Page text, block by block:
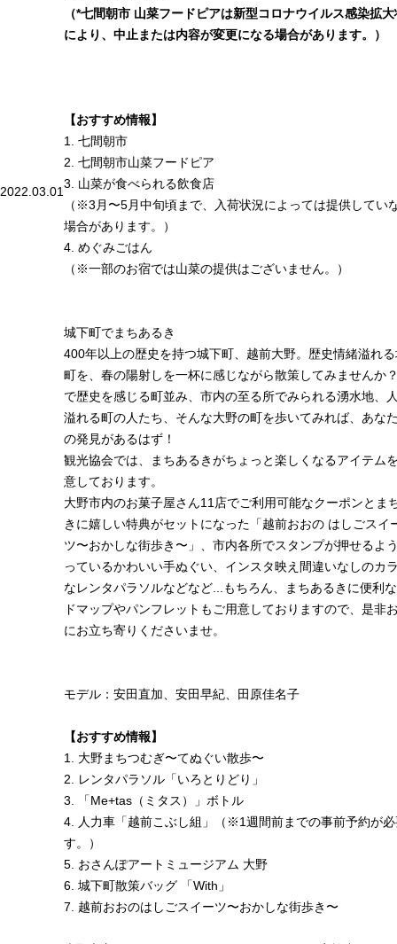
2022.03.01
（*七間朝市 山菜フードピアは新型コロナウイルス感染拡
により、中止または内容が変更になる場合があります。）
【おすすめ情報】
1. 七間朝市
2. 七間朝市山菜フードピア
3. 山菜が食べられる飲食店
（※3月〜5月中旬頃まで、入荷状況によっては提供してい
場合があります。）
4. めぐみごはん
（※一部のお宿では山菜の提供はございません。）
城下町でまちあるき
400年以上の歴史を持つ城下町、越前大野。歴史情緒溢れ
町を、春の陽射しを一杯に感じながら散策してみませんか
で歴史を感じる町並み、市内の至る所でみられる湧水地、
溢れる町の人たち、そんな大野の町を歩いてみれば、あな
の発見があるはず！
観光協会では、まちあるきがちょっと楽しくなるアイテム
意しております。
大野市内のお菓子屋さん11店でご利用可能なクーポンとま
きに嬉しい特典がセットになった「越前おおの はしごスイ
ツ〜おかしな街歩き〜」、市内各所でスタンプが押せるよ
っているかわいい手ぬぐい、インスタ映え間違いなしのカ
なレンタパラソルなどなど...もちろん、まちあるきに便利
ドマップやパンフレットもご用意しておりますので、是非
にお立ち寄りくださいませ。
モデル：安田直加、安田早紀、田原佳名子
【おすすめ情報】
1. 大野まちつむぎ〜てぬぐい散歩〜
2. レンタパラソル「いろとりどり」
3. 「Me+tas（ミタス）」ボトル
4. 人力車「越前こぶし組」
（※1週間前までの事前予約が
す。）
5. おさんぽアートミュージアム 大野
6. 城下町散策バッグ 「With」
7. 越前おおのはしごスイーツ〜おかしな街歩き〜